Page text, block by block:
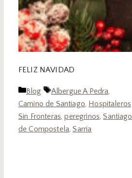
FELIZ NAVIDAD
Blog Albergue A Pedra,
Camino de Santiago, Hospitaleros
Sin Fronteras,peregrinos,Santiago
de Compostela,Sarria